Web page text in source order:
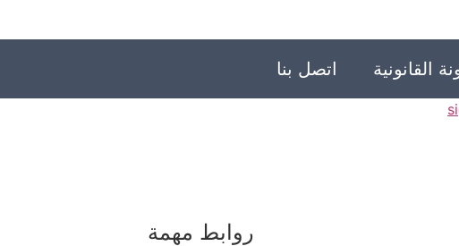
القانونية اتصل بنا
روابط مهمة